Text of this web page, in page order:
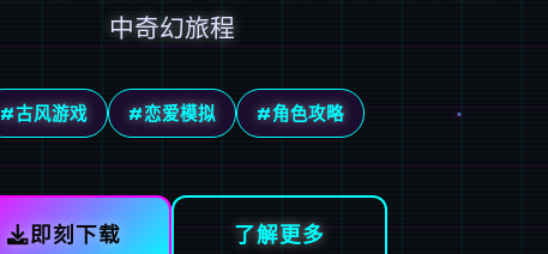
中奇幻旅程
#古风游戏 #恋爱模拟 #角色攻略
即刻下载 了解更多